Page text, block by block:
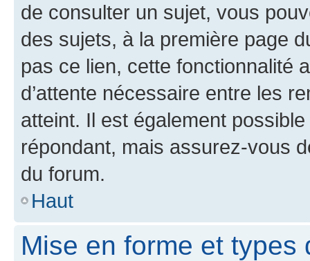
de consulter un sujet, vous
des sujets, à la première page
pas ce lien, cette fonctionnalité
d’attente nécessaire entre les
atteint. Il est également
répondant, mais assurez-vous
du forum.
Haut
Mise en forme et types